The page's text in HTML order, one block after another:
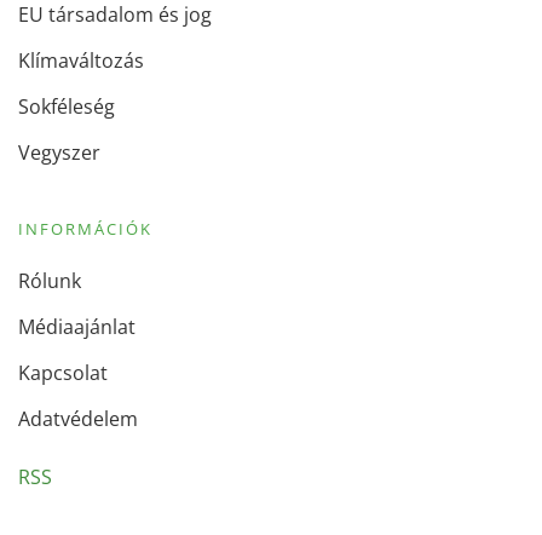
EU társadalom és jog
Klímaváltozás
Sokféleség
Vegyszer
INFORMÁCIÓK
Rólunk
Médiaajánlat
Kapcsolat
Adatvédelem
RSS